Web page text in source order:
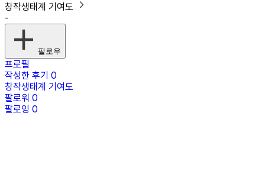
창작생태계 기여도
-
팔로우
프로필
작성한 후기 0
창작생태계 기여도
팔로워 0
팔로잉 0